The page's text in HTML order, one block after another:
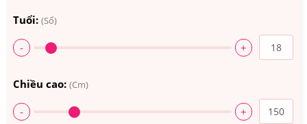
Tuổi: (Số)
- +
Chiều cao: (Cm)
- +